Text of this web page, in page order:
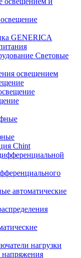
GENERICA
Световые
освещением
Chint
автоматические
нагрузки
напряжения